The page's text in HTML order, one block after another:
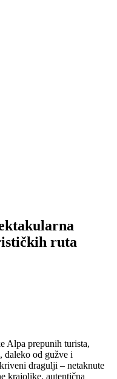
ruta
Alpa prepunih turista,
daleko od gužve i
dragulji – netaknute
krajolike, autentična